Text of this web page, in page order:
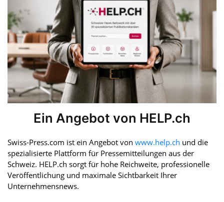
Ein Angebot von HELP.ch
Swiss-Press.com ist ein Angebot von www.help.ch und die
spezialisierte Plattform für Pressemitteilungen aus der
Schweiz. HELP.ch sorgt für hohe Reichweite, professionelle
Veröffentlichung und maximale Sichtbarkeit Ihrer
Unternehmensnews.